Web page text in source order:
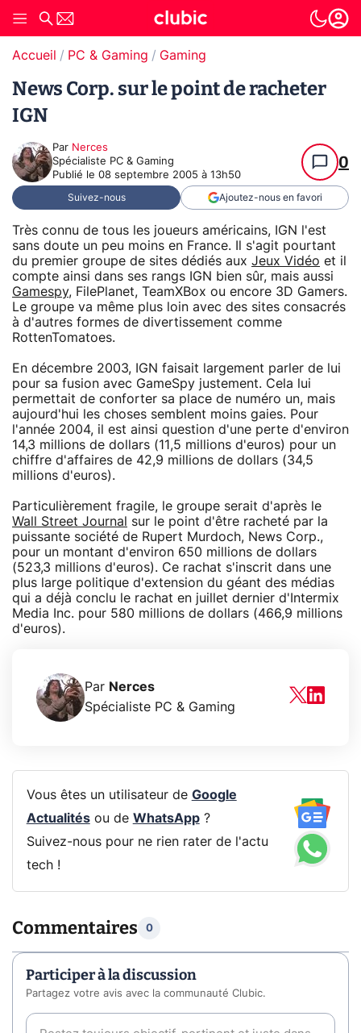
Accueil PC & Gaming Gaming
News Corp. sur le point de racheter
IGN
Par Nerces
Spécialiste PC & Gaming
Publié le 08 septembre 2005 à 13h50
0
Suivez-nous Ajoutez-nous en favori
Très connu de tous les joueurs américains, IGN l'est
sans doute un peu moins en France. Il s'agit pourtant
du premier groupe de sites dédiés aux Jeux Vidéo et il
compte ainsi dans ses rangs IGN bien sûr, mais aussi
Gamespy, FilePlanet, TeamXBox ou encore 3D Gamers.
Le groupe va même plus loin avec des sites consacrés
à d'autres formes de divertissement comme
RottenTomatoes.
En décembre 2003, IGN faisait largement parler de lui
pour sa fusion avec GameSpy justement. Cela lui
permettait de conforter sa place de numéro un, mais
aujourd'hui les choses semblent moins gaies. Pour
l'année 2004, il est ainsi question d'une perte d'environ
14,3 millions de dollars (11,5 millions d'euros) pour un
chiffre d'affaires de 42,9 millions de dollars (34,5
millions d'euros).
Particulièrement fragile, le groupe serait d'après le
Wall Street Journal
sur le point d'être racheté par la
puissante société de Rupert Murdoch, News Corp.,
pour un montant d'environ 650 millions de dollars
(523,3 millions d'euros). Ce rachat s'inscrit dans une
plus large politique d'extension du géant des médias
qui a déjà conclu le rachat en juillet dernier d'Intermix
Media Inc. pour 580 millions de dollars (466,9 millions
d'euros).
Par Nerces
Spécialiste PC & Gaming
Vous êtes un utilisateur de Google
Actualitésou de WhatsApp?
Suivez-nous pour ne rien rater de l'actu
tech !
Commentaires 0
Participer à la discussion
Partagez votre avis avec la communauté Clubic.